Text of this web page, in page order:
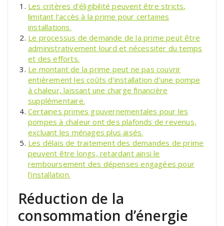
Les critères d’éligibilité peuvent être stricts,
limitant l’accès à la prime pour certaines
installations.
Le processus de demande de la prime peut être
administrativement lourd et nécessiter du temps
et des efforts.
Le montant de la prime peut ne pas couvrir
entièrement les coûts d’installation d’une pompe
à chaleur, laissant une charge financière
supplémentaire.
Certaines primes gouvernementales pour les
pompes à chaleur ont des plafonds de revenus,
excluant les ménages plus aisés.
Les délais de traitement des demandes de prime
peuvent être longs, retardant ainsi le
remboursement des dépenses engagées pour
l’installation.
Réduction de la
consommation d’énergie